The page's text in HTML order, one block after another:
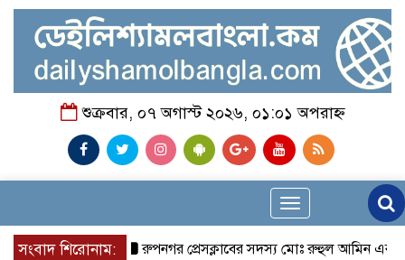
শুক্রবার, ০৭ অগাস্ট ২০২৬, ০১:০১ অপরাহ্ন
Toggle
navigation
সংবাদ শিরোনাম:রুপনগর প্রেসক্লাবের সদস্য মোঃ রুহুল আমিন এর